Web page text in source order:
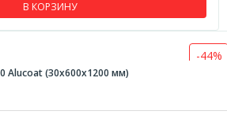
В КОРЗИНУ
-44%
Alucoat (30х600х1200 мм)